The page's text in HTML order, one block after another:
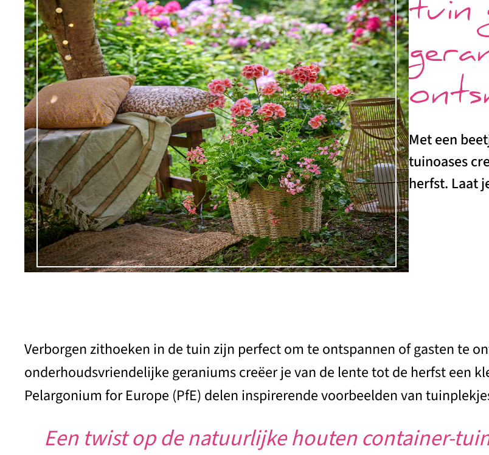
tuin
Met een
tuinoases
herfst. Laat
Verborgen zithoeken in de tuin zijn perfect om te ontspannen of gasten te
onderhoudsvriendelijke geraniums creëer je van de lente tot de herfst een
Pelargonium for Europe (PfE) delen inspirerende voorbeelden van
Een twist op de natuurlijke houten container-